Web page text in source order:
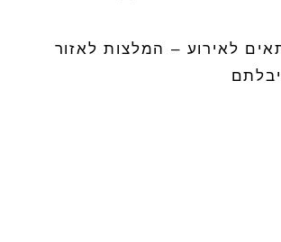
לאירוע – המלצות לאזור